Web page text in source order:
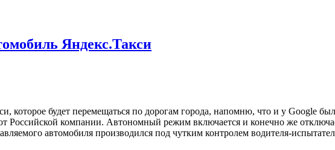
Яндекс.Такси
которое будет перемещаться по дорогам города, напомню, что и у Google
Российской компании. Автономный режим включается и конечно же
автомобиля производился под чутким контролем водителя-